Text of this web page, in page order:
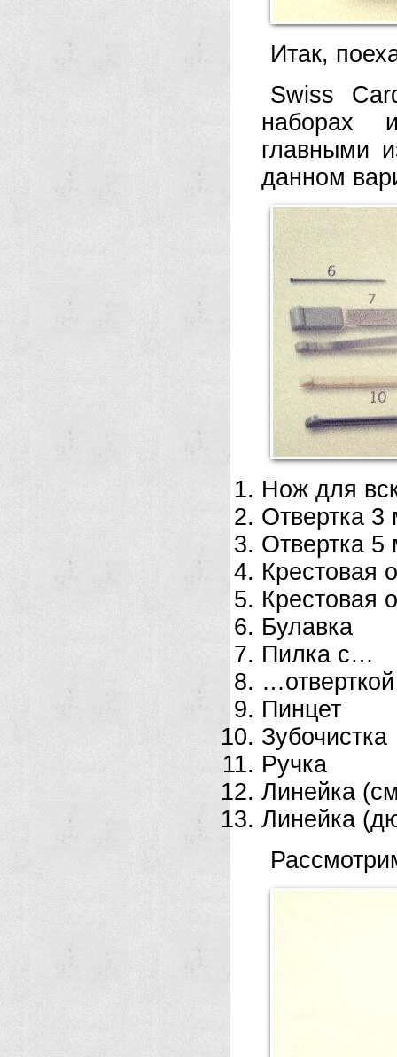
Итак,
Swiss
наборах
главными
данном
Нож для
Отвертка 3
Отвертка 5
Крестовая
Крестовая
Булавка
Пилка с…
…отверткой
Пинцет
Зубочистка
Ручка
Линейка
Линейка